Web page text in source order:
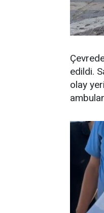
edildi.
olay